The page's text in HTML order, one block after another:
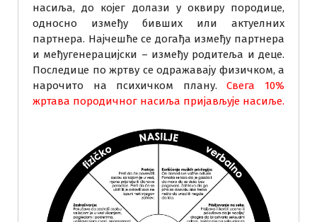
насиља, до којег долази у оквиру породице,
односно између бивших или актуелних
партнера. Најчешће се догађа између партнера
и међугенерацијски – између родитеља и деце.
Последице по жртву се одражавају физичком, а
нарочито на психичком плану.Свега 10%
жртава породичног насиља пријављује насиље.